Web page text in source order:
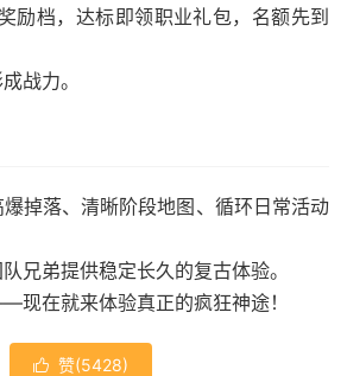
励档，达标即领职业礼包，名额先到
战力。
爆掉落、清晰阶段地图、循环日常活动
兄弟提供稳定长久的复古体验。
在就来体验真正的疯狂神途！
 赞(5428)